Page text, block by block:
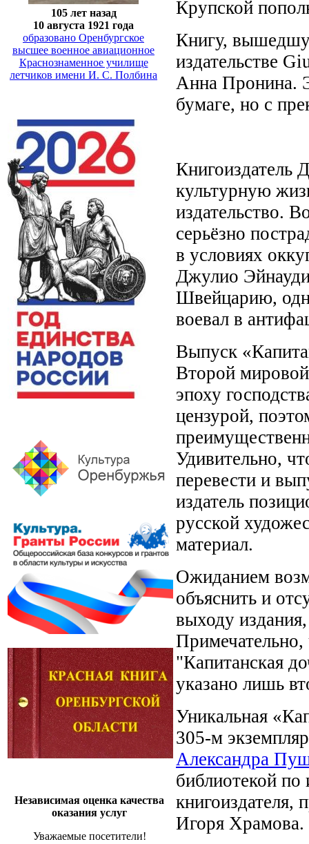
105 лет назад
10 августа 1921 года
образовано Оренбургское
высшее военное авиационное
Краснознаменное училище
летчиков имени И. С. Полбина
Независимая оценка качества
оказания услуг
Уважаемые посетители!
Крупской
Книгу,
издательстве
Анна Пронина.
бумаге, но с
Книгоиздатель
культурную
издательство.
серьёзно
в условиях
Джулио
Швейцарию,
воевал в
Выпуск
Второй
эпоху
цензурой,
Удивительно,
перевести и
издатель
русской
материал.
Ожиданием
объяснить и
выходу
Примечательно,
"Капитанская
указано лишь
Уникальная
305-м
Александра
библиотекой по
книгоиздателя,
Игоря Храмова.